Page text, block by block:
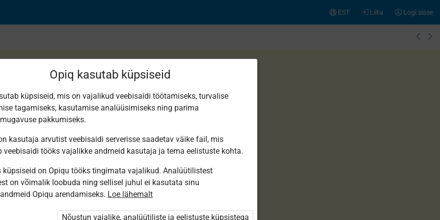
Logi sisse
Liitu
EST
ole Opiqusse sisse logitud.
Õpilastele saab määrata õpiku
Opiq kasutab küpsiseid
küpsiseid, mis on vajalikud veebisaidi töötamiseks, turvalise
tagamiseks, kasutamise analüüsimiseks ning parima
pakkumiseks.
kasutaja arvutist veebisaidi serverisse saadetav väike fail, mis
veebisaidi tööks vajalikke andmeid kasutaja ja tema eelistuste kohta.
küpsiseid on Opiqu tööks tingimata vajalikud. Analüütilistest
on võimalik loobuda ning sellisel juhul ei kasutata sinu
Opiqu arendamiseks. Loe lähemalt
Nõustun vajalike, analüütiliste ja eelistuste küpsistega